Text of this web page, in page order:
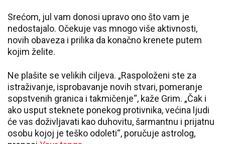
Srećom, jul vam donosi upravo ono što vam je
nedostajalo. Očekuje vas mnogo više aktivnosti,
novih obaveza i prilika da konačno krenete putem
kojim želite.
Ne plašite se velikih ciljeva. „Raspoloženi ste za
istraživanje, isprobavanje novih stvari, pomeranje
sopstvenih granica i takmičenje“, kaže Grim. „Čak i
ako usput steknete ponekog protivnika, većina ljudi
će vas doživljavati kao duhovitu, šarmantnu i prijatnu
osobu kojoj je teško odoleti“, poručuje astrolog,